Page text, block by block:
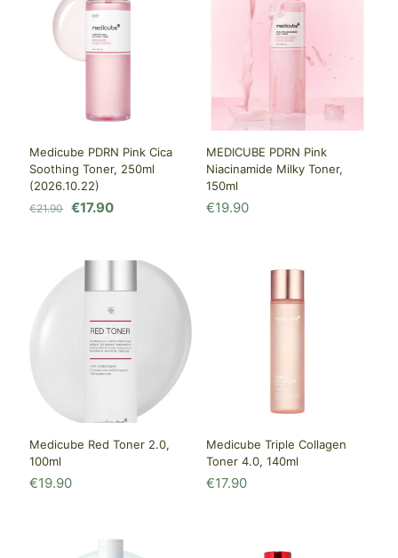
Medicube PDRN Pink Cica
Soothing Toner, 250ml
(2026.10.22)
€21.90 Первоначальная
€21.90.
€17.90Текущая
MEDICUBE PDRN Pink
Niacinamide Milky Toner,
150ml
€19.90
Medicube Red Toner 2.0,
100ml
€19.90
Medicube Triple Collagen
Toner 4.0, 140ml
€17.90